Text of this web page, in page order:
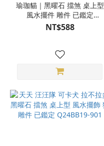
瑜珈貓｜黑曜石 擋煞 桌上型
風水擺件 雕件 已鑑定
S24BJ23-003
NT$588